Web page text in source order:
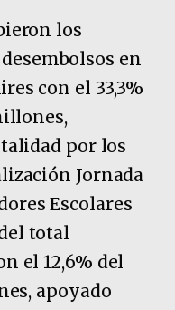
los
en
con el 33,3%
por los
Jornada
Escolares
total
el 12,6% del
apoyado